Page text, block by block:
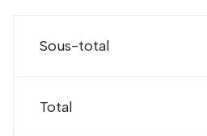
Sous-total
Total